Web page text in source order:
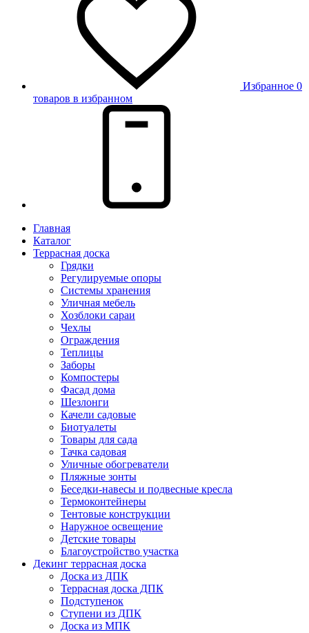
Избранное 0
товаров в избранном
Главная
Каталог
Террасная доска
Грядки
Регулируемые опоры
Системы хранения
Уличная мебель
Хозблоки сараи
Чехлы
Ограждения
Теплицы
Заборы
Компостеры
Фасад дома
Шезлонги
Качели садовые
Биотуалеты
Товары для сада
Тачка садовая
Уличные обогреватели
Пляжные зонты
Беседки-навесы и подвесные кресла
Термоконтейнеры
Тентовые конструкции
Наружное освещение
Детские товары
Благоустройство участка
Декинг террасная доска
Доска из ДПК
Террасная доска ДПК
Подступенок
Ступени из ДПК
Доска из МПК